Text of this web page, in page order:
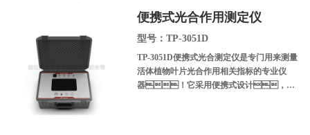
用于植物生长生理、光合生
理、胁迫生理研究等科学研究！
便携式光合作用测定仪
型号：TP-3051D
TP-3051D便携式光合测定仪是专门用来测量
活体植物叶片光合作用相关指标的专业仪
器！它采用便携式设计，能